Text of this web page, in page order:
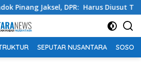
DPR: Harus Diusut Tuntas
SEPUTAR NUSANTARA SOSOK